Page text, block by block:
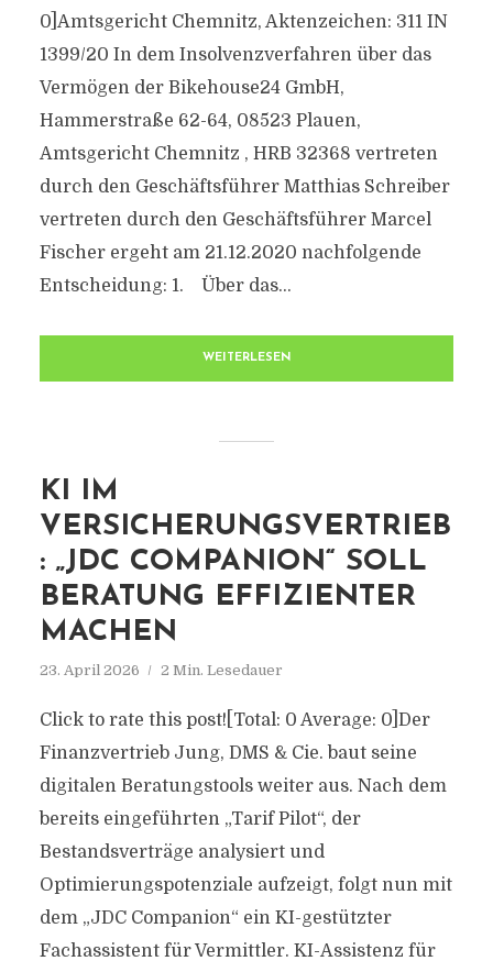
0]Amtsgericht Chemnitz, Aktenzeichen: 311 IN
1399/20 In dem Insolvenzverfahren über das
Vermögen der Bikehouse24 GmbH,
Hammerstraße 62-64, 08523 Plauen,
Amtsgericht Chemnitz , HRB 32368 vertreten
durch den Geschäftsführer Matthias Schreiber
vertreten durch den Geschäftsführer Marcel
Fischer ergeht am 21.12.2020 nachfolgende
Entscheidung: 1. Über das...
WEITERLESEN
KI IM
VERSICHERUNGSVERTRIEB
: „JDC COMPANION“ SOLL
BERATUNG EFFIZIENTER
MACHEN
23. April 2026 2 Min. Lesedauer
Click to rate this post![Total: 0 Average: 0]Der
Finanzvertrieb Jung, DMS & Cie. baut seine
digitalen Beratungstools weiter aus. Nach dem
bereits eingeführten „Tarif Pilot“, der
Bestandsverträge analysiert und
Optimierungspotenziale aufzeigt, folgt nun mit
dem „JDC Companion“ ein KI-gestützter
Fachassistent für Vermittler. KI-Assistenz für